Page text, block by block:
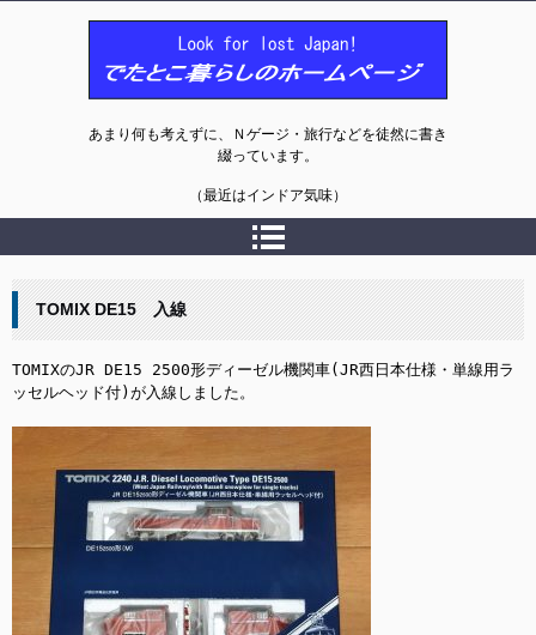
あまり何も考えずに、Ｎゲージ・旅行などを徒然に書き
綴っています。
（最近はインドア気味）
TOMIX DE15 入線
TOMIXのJR DE15 2500形ディーゼル機関車(JR西日本仕様・単線用ラ
ッセルヘッド付)が入線しました。